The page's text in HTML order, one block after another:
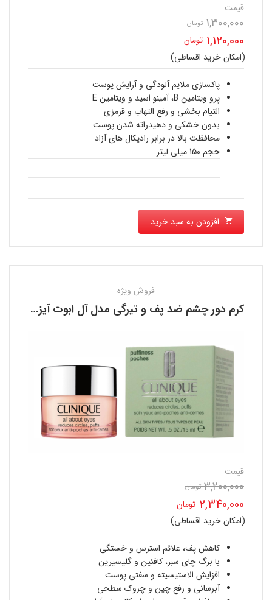
قیمت
1,300,000 تومان
اصلی
1,300,000 تومان
بود.
1,120,000 تومان
قیمت
فعلی
1,120,000 تومان
است.
(امکان خرید اقساطی)
پاکسازی ملایم آلودگی و آرایش پوست
پرو ویتامین B، آمینو اسید و ویتامین E
التیام بخشی و رفع التهاب و قرمزی
بدون خشکی و دهیدراته شدن پوست
محافظت بالا در برابر رادیکال های آزاد
حجم 150 میلی لیتر
افزودن به سبد خرید
فروش ویژه
كرم دور چشم ضد پف و تیرگی مدل آل ابوت آیز کلینیک CLINIQUE
قیمت
3,200,000 تومان
اصلی
3,200,000 تومان
بود.
2,340,000 تومان
قیمت
فعلی
2,340,000 تومان
(امکان خرید اقساطی)
کاهش پف، علائم استرس و خستگی
با برگ چای سبز، کافئین و گلیسیرین
افزایش الاستیسیته و سفتی پوست
آبرسانی و رفع چین و چروک سطحی